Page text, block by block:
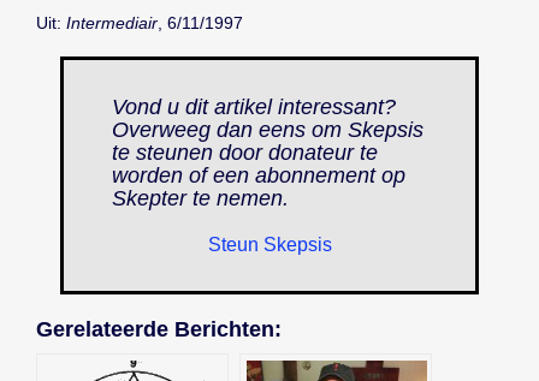
Uit: Intermediair , 6/11/1997
Vond u dit artikel interessant?
Overweeg dan eens om Skepsis
te steunen door donateur te
worden of een abonnement op
Skepterte nemen.
Steun Skepsis
Gerelateerde Berichten: